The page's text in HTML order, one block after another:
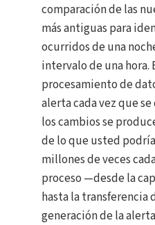
comparación de las
más antiguas para
ocurridos de una
intervalo de una hora.
procesamiento de
alerta cada vez que
los cambios se
de lo que usted
millones de veces
proceso —desde la
hasta la transferencia
generación de la